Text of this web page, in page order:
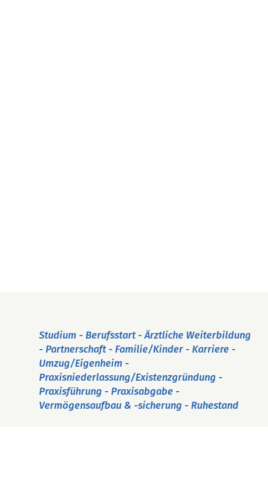
Studium - Berufsstart - Ärztliche Weiterbildung
- Partnerschaft - Familie/Kinder - Karriere -
Umzug/Eigenheim -
Praxisniederlassung/Existenzgründung -
Praxisführung - Praxisabgabe -
Vermögensaufbau & -sicherung - Ruhestand